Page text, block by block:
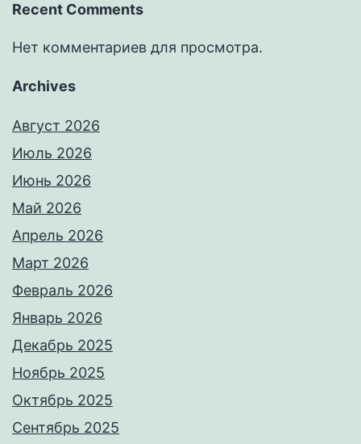
Recent Comments
Нет комментариев для просмотра.
Archives
Август 2026
Июль 2026
Июнь 2026
Май 2026
Апрель 2026
Март 2026
Февраль 2026
Январь 2026
Декабрь 2025
Ноябрь 2025
Октябрь 2025
Сентябрь 2025